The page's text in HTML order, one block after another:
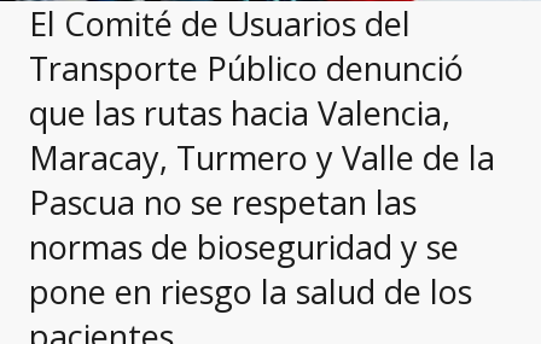
El Comité de Usuarios del
Transporte Público denunció
que las rutas hacia Valencia,
Maracay, Turmero y Valle de la
Pascua no se respetan las
normas de bioseguridad y se
pone en riesgo la salud de los